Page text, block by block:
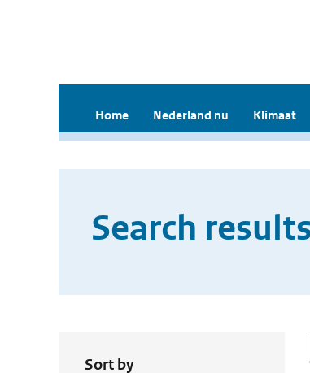
Home Nederland nu Klimaat
Search
Sort by